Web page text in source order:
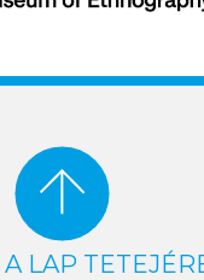
A LAP